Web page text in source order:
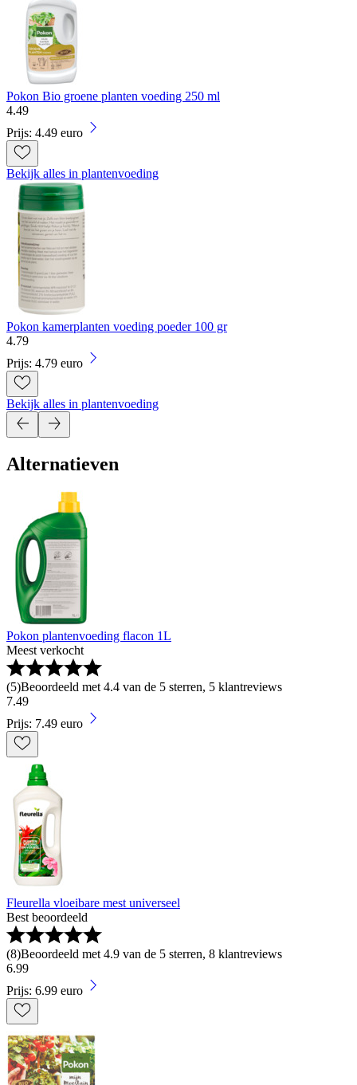
Pokon Bio groene planten voeding 250 ml
4.49
Prijs: 4.49 euro
Bekijk alles in plantenvoeding
Pokon kamerplanten voeding poeder 100 gr
4.79
Prijs: 4.79 euro
Bekijk alles in plantenvoeding
Alternatieven
Pokon plantenvoeding flacon 1L
Meest verkocht
(5)Beoordeeld met 4.4 van de 5 sterren, 5 klantreviews
7.49
Prijs: 7.49 euro
Fleurella vloeibare mest universeel
Best beoordeeld
(8)Beoordeeld met 4.9 van de 5 sterren, 8 klantreviews
6.99
Prijs: 6.99 euro